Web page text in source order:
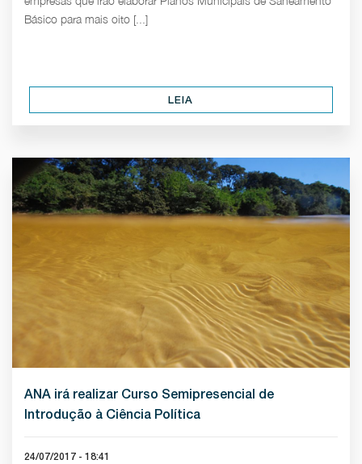
Básico para mais oito [...]
LEIA
ANA irá realizar Curso Semipresencial de
Introdução à Ciência Política
24/07/2017 - 18:41